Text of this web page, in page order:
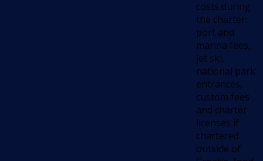
costs during
the charter:
port and
marina fees,
jet ski,
national park
entrances,
custom fees
and charter
licenses if
chartered
outside of